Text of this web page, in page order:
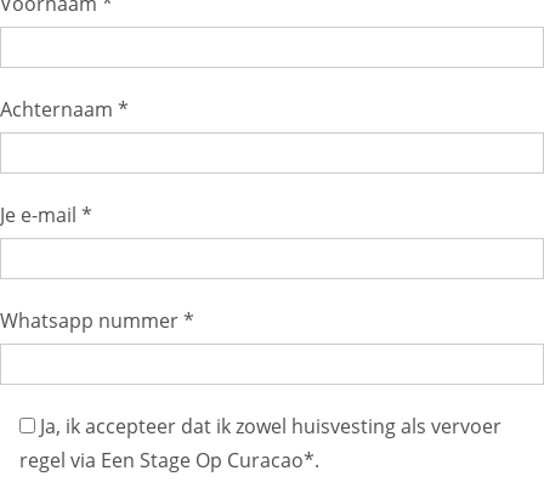
Achternaam *
Je e-mail *
Whatsapp nummer *
Ja, ik accepteer dat ik zowel huisvesting als vervoer
regel via Een Stage Op Curacao*.